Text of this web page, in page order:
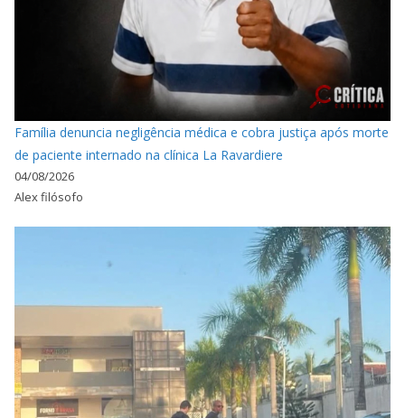
Família denuncia negligência médica e cobra justiça após morte
de paciente internado na clínica La Ravardiere
04/08/2026
Alex filósofo